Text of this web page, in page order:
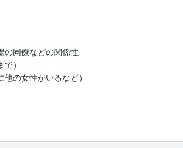
の同僚などの関係性
）
の女性がいるなど）